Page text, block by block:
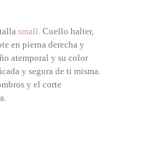
small. Cuello halter,
en pierna derecha y
atemporal y su color
y segura de ti misma.
y el corte